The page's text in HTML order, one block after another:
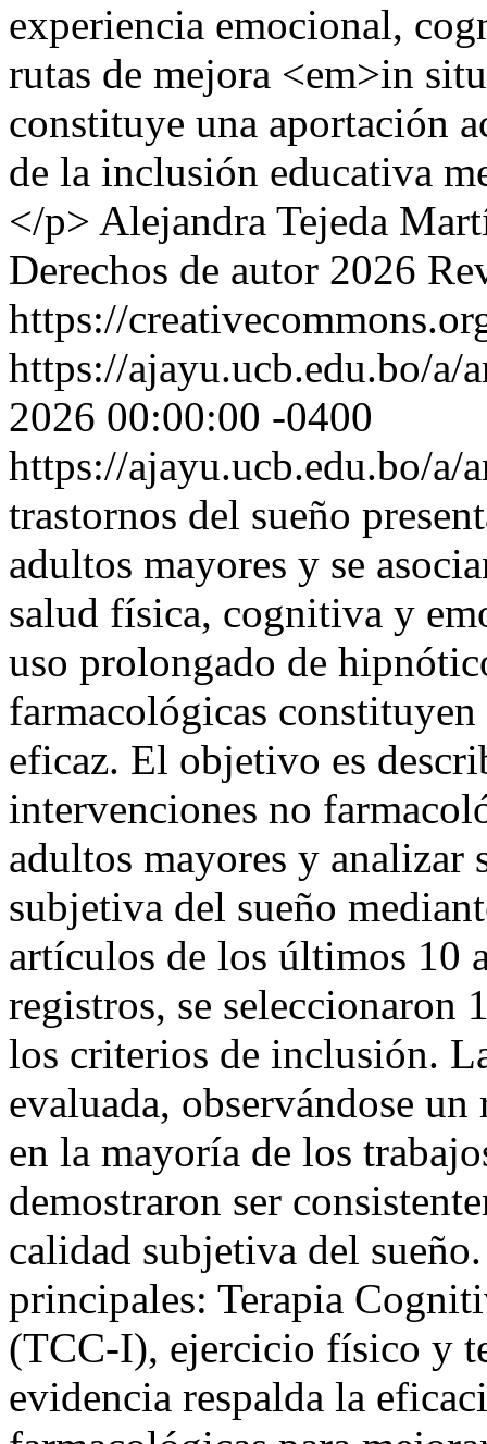
experiencia emocional,
rutas de mejora <em>in
constituye una aportación
de la inclusión educativa
</p> Alejandra Tejeda
Derechos de autor 2026
https://
https://ajayu.ucb.edu.bo/a/
2026 00:00:00 -0400
https://ajayu.ucb.edu.bo/
trastornos del sueño
adultos mayores y se
salud física, cognitiva y
uso prolongado de
farmacológicas
eficaz. El objetivo es
intervenciones no
adultos mayores y analizar
subjetiva del sueño
artículos de los últimos 10
registros, se seleccionaron
los criterios de inclusión.
evaluada, observándose
en la mayoría de los
demostraron ser
calidad subjetiva del
principales: Terapia
(TCC-I), ejercicio físico y
evidencia respalda la